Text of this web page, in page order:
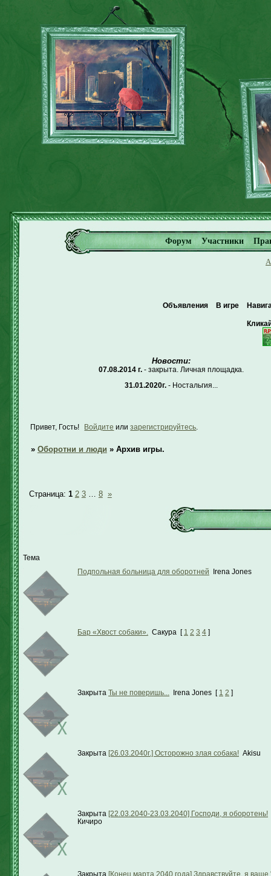
Форум Участники
Объявления В игре
Новости:
07.08.2014 г. - закрыта. Личная площадка.
31.01.2020г. - Ностальгия...
Привет, Гость! Войдите илизарегистрируйтесь
» Оборотни и люди » Архив игры.
Страница: 1 2 3 … 8 »
Тема
Подпольная больница для оборотней
Irena Jones
Бар «Хвост собаки». Сакура [ 1 2 3 4 ]
Закрыта Ты не поверишь... Irena Jones [ 1 2 ]
Закрыта [26.03.2040г.] Осторожно злая собака! Akisu
Закрыта [22.03.2040-23.03.2040] Господи, я оборотень!
Кичиро
Закрыта [Конец марта 2040 года] Здравствуйте, я ваше